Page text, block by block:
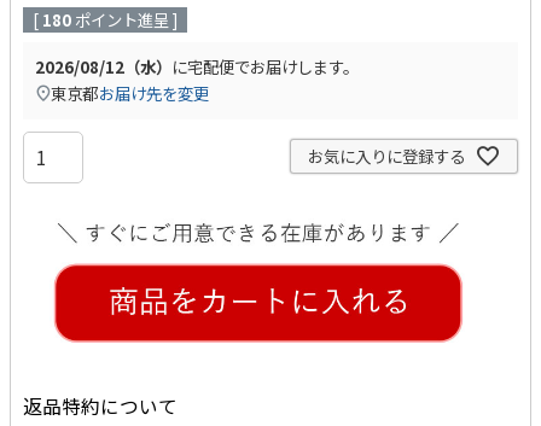
[ 180 ポイント進呈 ]
2026/08/12（水） に宅配便でお届けします。
東京都お届け先を変更
お気に入りに登録する
返品特約について